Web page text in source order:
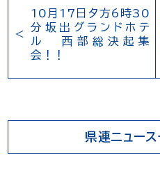
10月17日夕方6時30
分坂出グランドホテ
ル 西部総決起集
会！！
県連ニュー